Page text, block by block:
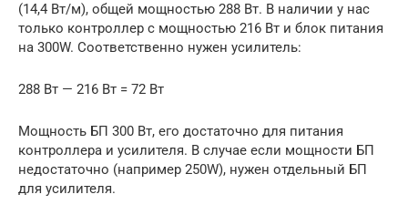
(14,4 Вт/м), общей мощностью 288 Вт. В наличии у нас
только контроллер с мощностью 216 Вт и блок питания
на 300W. Соответственно нужен усилитель:
288 Вт — 216 Вт = 72 Вт
Мощность БП 300 Вт, его достаточно для питания
контроллера и усилителя. В случае если мощности БП
недостаточно (например 250W), нужен отдельный БП
для усилителя.